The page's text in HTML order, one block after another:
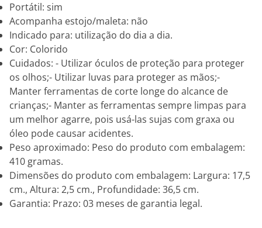
Portátil: sim
Acompanha estojo/maleta: não
Indicado para: utilização do dia a dia.
Cor: Colorido
Cuidados: - Utilizar óculos de proteção para proteger
os olhos;- Utilizar luvas para proteger as mãos;-
Manter ferramentas de corte longe do alcance de
crianças;- Manter as ferramentas sempre limpas para
um melhor agarre, pois usá-las sujas com graxa ou
óleo pode causar acidentes.
Peso aproximado: Peso do produto com embalagem:
410 gramas.
Dimensões do produto com embalagem: Largura: 17,5
cm., Altura: 2,5 cm., Profundidade: 36,5 cm.
Garantia: Prazo: 03 meses de garantia legal.